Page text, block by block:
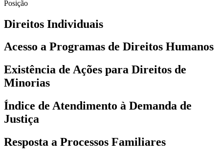
Posição
Direitos Individuais
Acesso a Programas de Direitos Humanos
Existência de Ações para Direitos de
Minorias
Índice de Atendimento à Demanda de
Justiça
Resposta a Processos Familiares